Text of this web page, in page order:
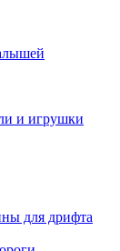
и игрушки
для дрифта